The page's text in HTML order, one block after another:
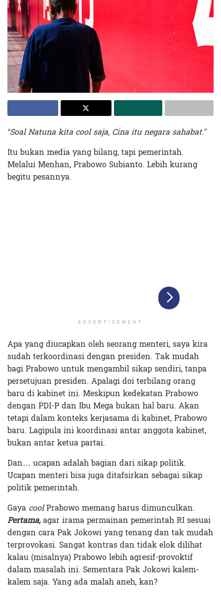
“Soal Natuna kita cool saja, Cina itu negara sahabat.”
Itu bukan media yang bilang, tapi pemerintah.
Melalui Menhan, Prabowo Subianto. Lebih kurang
begitu pesannya.
ADVERTISEMENT
Apa yang diucapkan oleh seorang menteri, saya kira
sudah terkoordinasi dengan presiden. Tak mudah
bagi Prabowo untuk mengambil sikap sendiri, tanpa
persetujuan presiden. Apalagi doi terbilang orang
baru di kabinet ini. Meskipun kedekatan Prabowo
dengan PDI-P dan Ibu Mega bukan hal baru. Akan
tetapi dalam konteks kerjasama di kabinet, Prabowo
baru. Lagipula ini koordinasi antar anggota kabinet,
bukan antar ketua partai.
Dan… ucapan adalah bagian dari sikap politik.
Ucapan menteri bisa juga ditafsirkan sebagai sikap
politik pemerintah.
Gaya coolPrabowo memang harus dimunculkan.
Pertama,agar irama permainan pemerintah RI sesuai
dengan cara Pak Jokowi yang tenang dan tak mudah
terprovokasi. Sangat kontras dan tidak elok dilihat
kalau (misalnya) Prabowo lebih agresif-provoktif
dalam masalah ini. Sementara Pak Jokowi kalem-
kalem saja. Yang ada malah aneh, kan?